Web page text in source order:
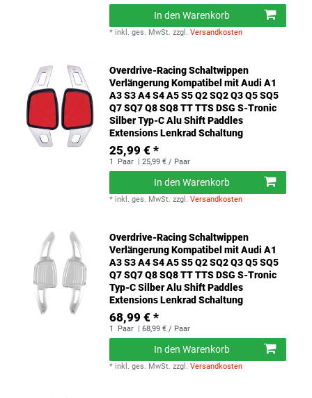
In den Warenkorb
* inkl. ges. MwSt. zzgl.Versandkosten
Overdrive-Racing Schaltwippen
Verlängerung Kompatibel mit Audi A1
A3 S3 A4 S4 A5 S5 Q2 SQ2 Q3 Q5 SQ5
Q7 SQ7 Q8 SQ8 TT TTS DSG S-Tronic
Silber Typ-C Alu Shift Paddles
Extensions Lenkrad Schaltung
25,99 € *
1 Paar | 25,99 € / Paar
In den Warenkorb
* inkl. ges. MwSt. zzgl.Versandkosten
Overdrive-Racing Schaltwippen
Verlängerung Kompatibel mit Audi A1
A3 S3 A4 S4 A5 S5 Q2 SQ2 Q3 Q5 SQ5
Q7 SQ7 Q8 SQ8 TT TTS DSG S-Tronic
Typ-C Silber Alu Shift Paddles
Extensions Lenkrad Schaltung
68,99 € *
1 Paar | 68,99 € / Paar
In den Warenkorb
* inkl. ges. MwSt. zzgl.Versandkosten